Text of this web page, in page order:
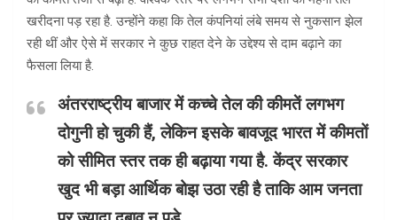
खरीदना पड़ रहा है. उन्होंने कहा कि तेल कंपनियां लंबे समय से नुकसान झेल
रही थीं और ऐसे में सरकार ने कुछ राहत देने के उद्देश्य से दाम बढ़ाने का
फैसला लिया है.
अंतरराष्ट्रीय बाजार में कच्चे तेल की कीमतें लगभग
दोगुनी हो चुकी हैं, लेकिन इसके बावजूद भारत में कीमतों
को सीमित स्तर तक ही बढ़ाया गया है. केंद्र सरकार
खुद भी बड़ा आर्थिक बोझ उठा रही है ताकि आम जनता